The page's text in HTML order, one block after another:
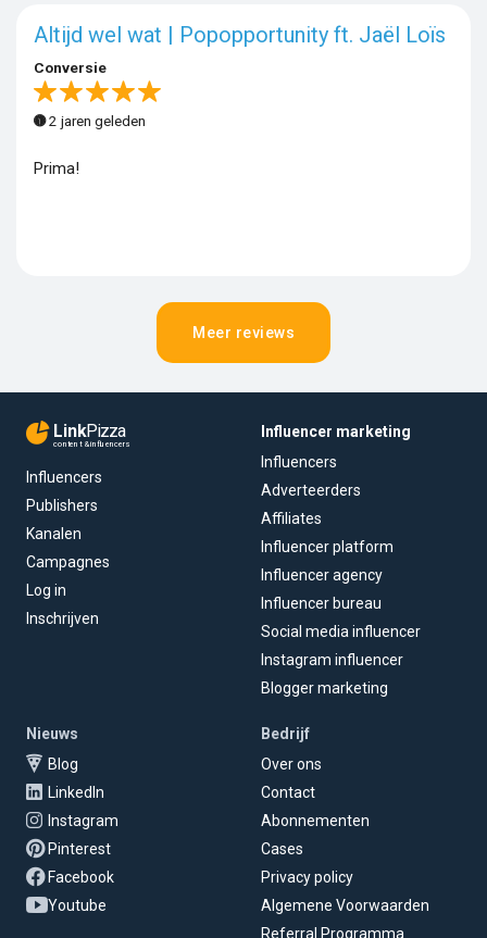
Altijd wel wat | Popopportunity ft. Jaël Loïs
Conversie
2 jaren geleden
Prima!
Meer reviews
LinkPizza
content & influencers
Influencers
Publishers
Kanalen
Campagnes
Log in
Inschrijven
Influencer marketing
Influencers
Adverteerders
Affiliates
Influencer platform
Influencer agency
Influencer bureau
Social media influencer
Instagram influencer
Blogger marketing
Nieuws
Blog
LinkedIn
Instagram
Pinterest
Facebook
Youtube
Bedrijf
Over ons
Contact
Abonnementen
Cases
Privacy policy
Algemene Voorwaarden
Referral Programma